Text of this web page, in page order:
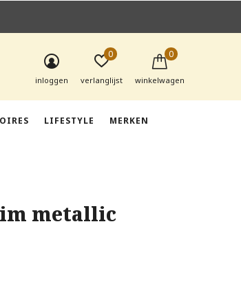
LIFESTYLE MERKEN
inloggen verlanglijst
0
winkelwagen
0
metallic